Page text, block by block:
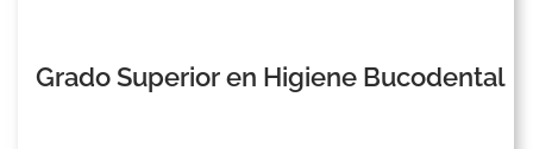
Grado Superior en Higiene Bucodental